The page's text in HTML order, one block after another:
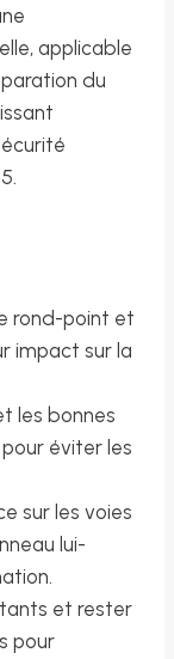
applicable
du
rond-point et
impact sur la
les bonnes
éviter les
sur les voies
lui-
et rester
pour